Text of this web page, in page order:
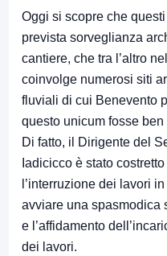
Oggi si scopre che
prevista sorveglianza
cantiere, che tra l’altro
coinvolge numerosi siti
fluviali di cui Benevento
questo unicum fosse ben
Di fatto, il Dirigente del
Iadicicco è stato
l’interruzione dei lavori
avviare una spasmodica
e l’affidamento
dei lavori.